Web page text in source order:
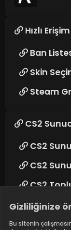
Hızlı Erişim
Ban
Skin
Steam
CS2
CS2
CS2
CS2
Gizliliğinize
Bu sitenin